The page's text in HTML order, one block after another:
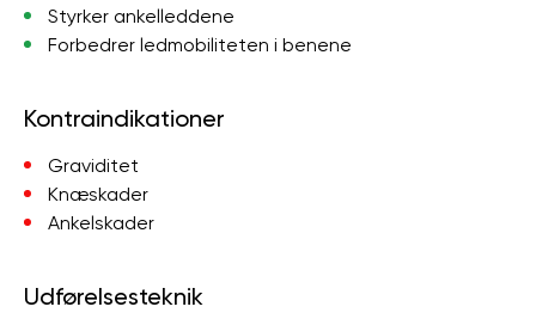
Styrker ankelleddene
Forbedrer ledmobiliteten i benene
Kontraindikationer
Graviditet
Knæskader
Ankelskader
Udførelsesteknik